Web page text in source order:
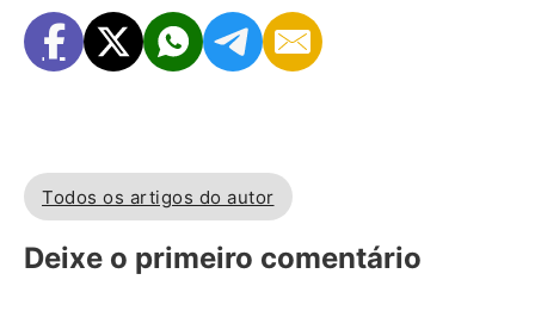
Todos os artigos do autor
Deixe o primeiro comentário